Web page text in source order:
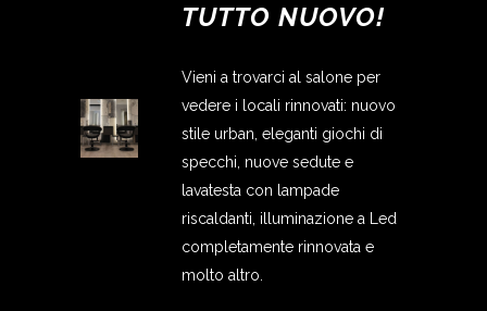
TUTTO NUOVO!
Vieni a trovarci al salone per
vedere i locali rinnovati: nuovo
stile urban, eleganti giochi di
specchi, nuove sedute e
lavatesta con lampade
riscaldanti, illuminazione a Led
completamente rinnovata e
molto altro.